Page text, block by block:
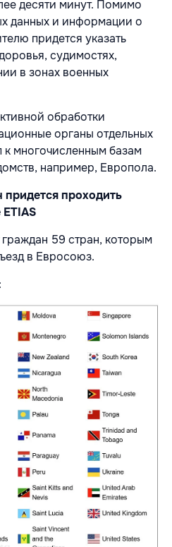
десяти минут. Помимо
данных и информации о
придется указать
судимостях,
в зонах военных
обработки
органы отдельных
к многочисленным базам
например, Европола.
проходить
59 стран, которым
в Евросоюз.